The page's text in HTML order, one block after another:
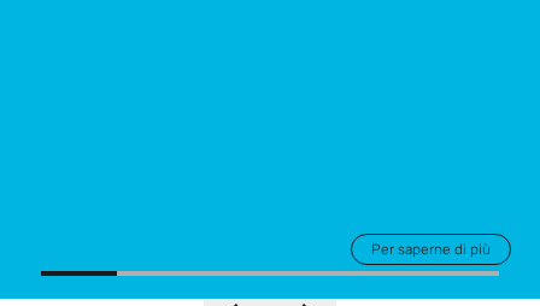
Per saperne di più